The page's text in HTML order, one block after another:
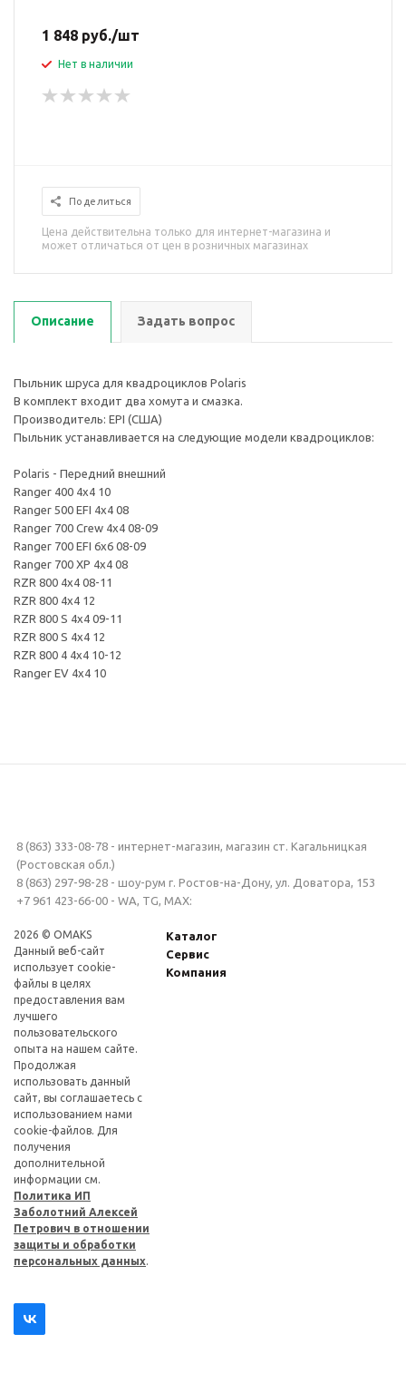
1 848 руб./шт
Нет в наличии
Поделиться
Цена действительна только для интернет-магазина и
может отличаться от цен в розничных магазинах
Описание Задать вопрос
Пыльник шруса для квадроциклов Polaris
В комплект входит два хомута и смазка.
Производитель: EPI (США)
Пыльник устанавливается на следующие модели квадроциклов:
Polaris - Передний внешний
Ranger 400 4x4 10
Ranger 500 EFI 4x4 08
Ranger 700 Crew 4x4 08-09
Ranger 700 EFI 6x6 08-09
Ranger 700 XP 4x4 08
RZR 800 4x4 08-11
RZR 800 4x4 12
RZR 800 S 4x4 09-11
RZR 800 S 4x4 12
RZR 800 4 4x4 10-12
Ranger EV 4x4 10
8 (863) 333-08-78 - интернет-магазин, магазин ст. Кагальницкая
(Ростовская обл.)
8 (863) 297-98-28 - шоу-рум г. Ростов-на-Дону, ул. Доватора, 153
+7 961 423-66-00 - WA, TG, MAX:
2026 © OMAKS
Данный веб-сайт
использует cookie-
файлы в целях
предоставления вам
лучшего
пользовательского
опыта на нашем сайте.
Продолжая
использовать данный
сайт, вы соглашаетесь с
использованием нами
cookie-файлов. Для
получения
дополнительной
информации см.
Политика ИП
Заболотний Алексей
Петрович в отношении
защиты и обработки
персональных данных.
Каталог
Сервис
Компания